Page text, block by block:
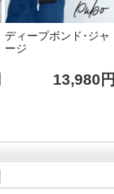
ディープボンド･魅惑
のこしあんパーカー
13,980